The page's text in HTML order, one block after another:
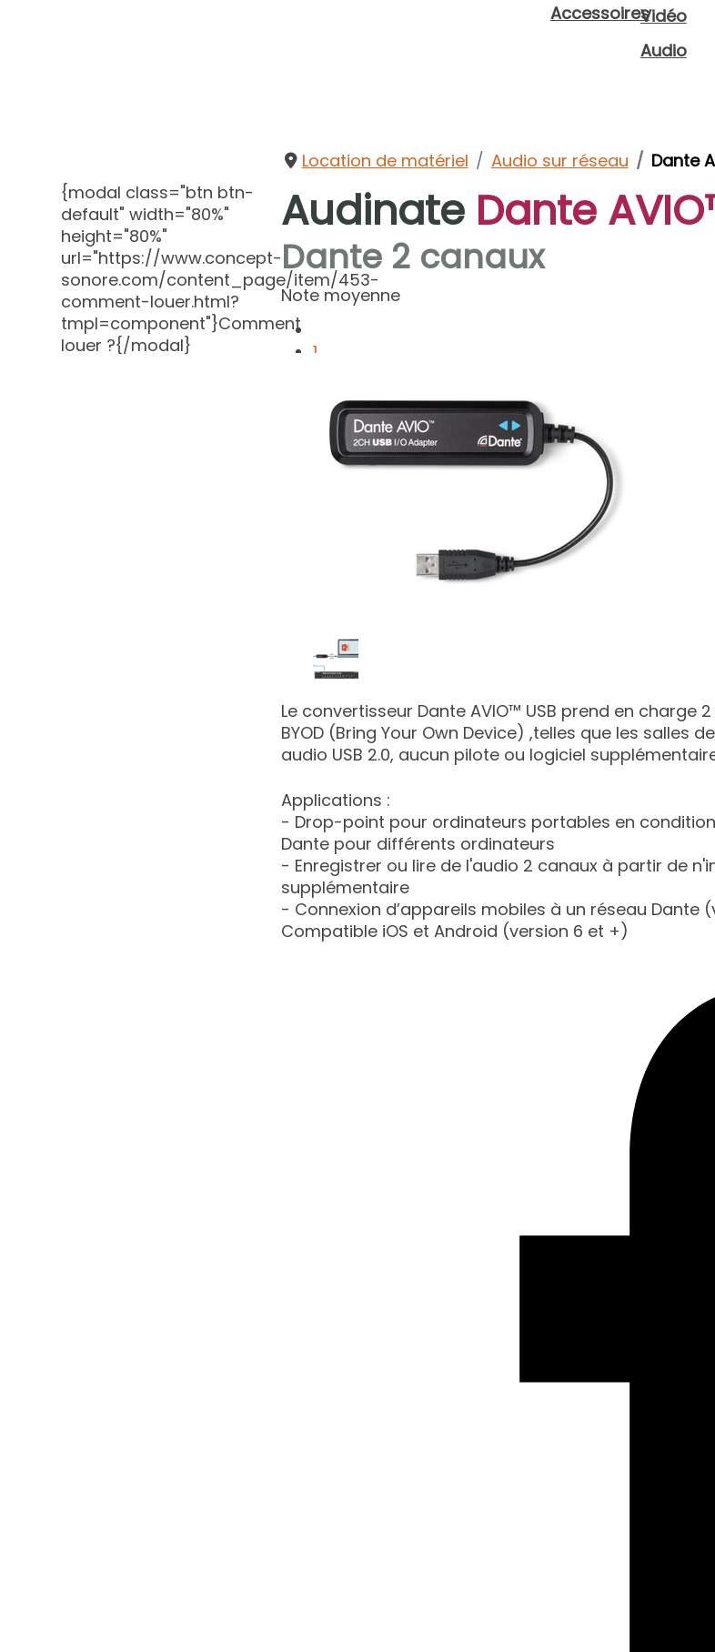
AccessoiresVidéo
Audio
{modal class="btn btn-
default" width="80%"
height="80%"
url="https://www.concept-
sonore.com/content_page/item/453-
comment-louer.html?
tmpl=component"}Comment
louer ?{/modal}
Location de matériel Audio sur réseau Dante
Audinate Dante
Dante 2 canaux
Note moyenne
1
Le convertisseur Dante AVIO™ USB prend en
BYOD (Bring Your Own Device) ,telles que les salles
audio USB 2.0, aucun pilote ou logiciel
Applications :
- Drop-point pour ordinateurs portables en
Dante pour différents ordinateurs
- Enregistrer ou lire de l'audio 2 canaux à partir de
supplémentaire
- Connexion d’appareils mobiles à un réseau Dante
Compatible iOS et Android (version 6 et +)